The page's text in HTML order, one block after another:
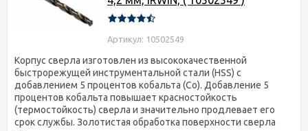
Артикул: 10502549
Корпус сверла изготовлен из высококачественной
быстрорежущей инструментальной стали (HSS) с
добавлением 5 процентов кобальта (Co). Добавление 5
процентов кобальта повышает красностойкость
(термостойкость) сверла и значительно продлевает его
срок службы. Золотистая обработка поверхности сверла